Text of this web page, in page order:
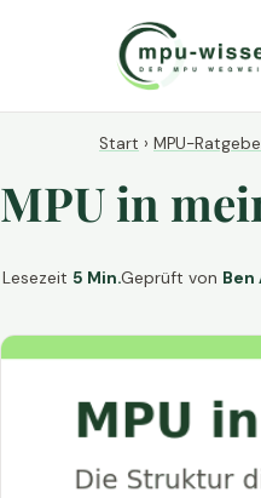
Start › MPU-
MPU in
Lesezeit 5 Min.Geprüft von Ben